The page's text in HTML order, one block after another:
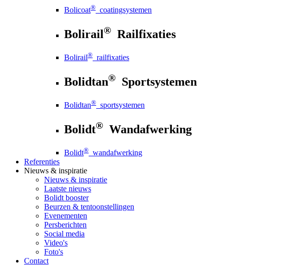
Bolicoat® coatingsystemen
Bolirail® Railfixaties
Bolirail® railfixaties
Bolidtan® Sportsystemen
Bolidtan® sportsystemen
Bolidt® Wandafwerking
Bolidt® wandafwerking
Referenties
Nieuws & inspiratie
Nieuws & inspiratie
Laatste nieuws
Bolidt booster
Beurzen & tentoonstellingen
Evenementen
Persberichten
Social media
Video's
Foto's
Contact